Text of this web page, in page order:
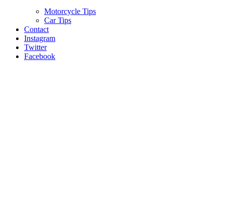
Motorcycle Tips
Car Tips
Contact
Instagram
Twitter
Facebook